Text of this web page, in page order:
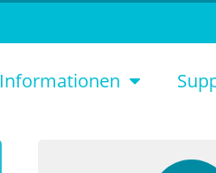
Informationen